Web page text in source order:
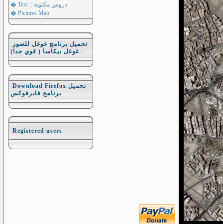
� Text :: دروس مكتوبة
� Pictures Map
تحميل برنامج غوغل للصور
- غوغل بيكاسا ( قوي جدا)
Download Firefox تحميل
برنامج فايرفوكس
Registered users